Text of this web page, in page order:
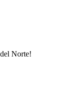
Norte!